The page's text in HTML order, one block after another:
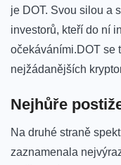
je DOT. Svou silou a
investorů, kteří do ní
očekáváními.DOT se
nejžádanějších
Nejhůře
Na druhé⁣ straně
​zaznamenala